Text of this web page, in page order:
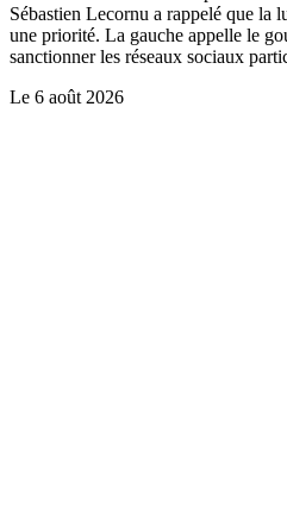
Sébastien Lecornu a rappelé que la
une priorité. La gauche appelle le
sanctionner les réseaux sociaux
Le 6 août 2026